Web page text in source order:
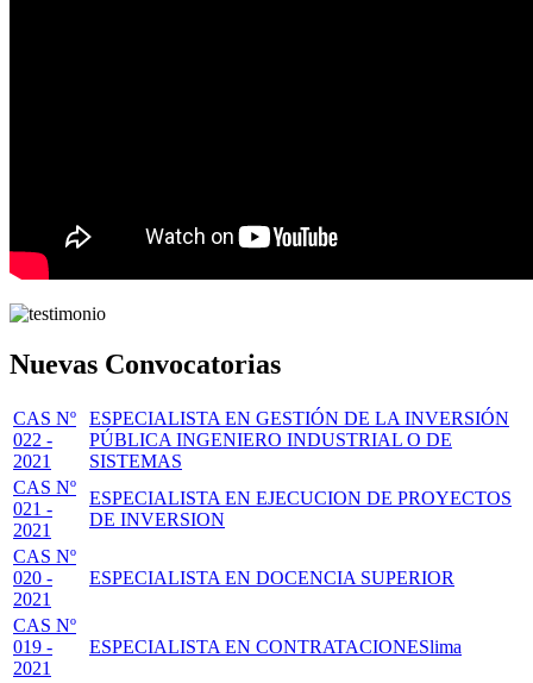
Nuevas Convocatorias
CAS Nº
022 -
2021
ESPECIALISTA EN GESTIÓN DE LA INVERSIÓN
PÚBLICA INGENIERO INDUSTRIAL O DE
SISTEMAS
CAS Nº
021 -
2021
ESPECIALISTA EN EJECUCION DE PROYECTOS
DE INVERSION
CAS Nº
020 -
2021
ESPECIALISTA EN DOCENCIA SUPERIOR
CAS Nº
019 -
2021
ESPECIALISTA EN CONTRATACIONESlima